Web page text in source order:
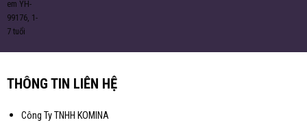
THÔNG TIN LIÊN HỆ
Công Ty TNHH KOMINA